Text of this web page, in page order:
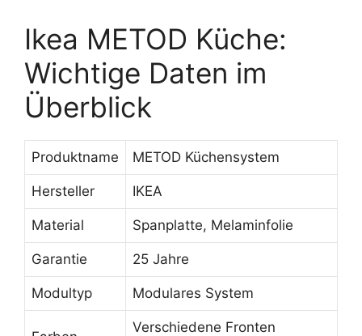
Ikea METOD Küche:
Wichtige Daten im
Überblick
Produktname METOD Küchensystem
Hersteller IKEA
Material Spanplatte, Melaminfolie
Garantie 25 Jahre
Modultyp Modulares System
Verschiedene Fronten